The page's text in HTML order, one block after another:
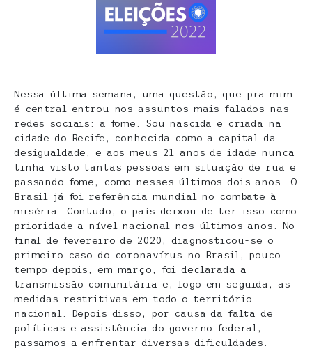
Nessa última semana, uma questão, que pra mim
é central entrou nos assuntos mais falados nas
redes sociais: a fome. Sou nascida e criada na
cidade do Recife, conhecida como a capital da
desigualdade, e aos meus 21 anos de idade nunca
tinha visto tantas pessoas em situação de rua e
passando fome, como nesses últimos dois anos. O
Brasil já foi referência mundial no combate à
miséria. Contudo, o país deixou de ter isso como
prioridade a nível nacional nos últimos anos. No
final de fevereiro de 2020, diagnosticou-se o
primeiro caso do coronavírus no Brasil, pouco
tempo depois, em março, foi declarada a
transmissão comunitária e, logo em seguida, as
medidas restritivas em todo o território
nacional. Depois disso, por causa da falta de
políticas e assistência do governo federal,
passamos a enfrentar diversas dificuldades.